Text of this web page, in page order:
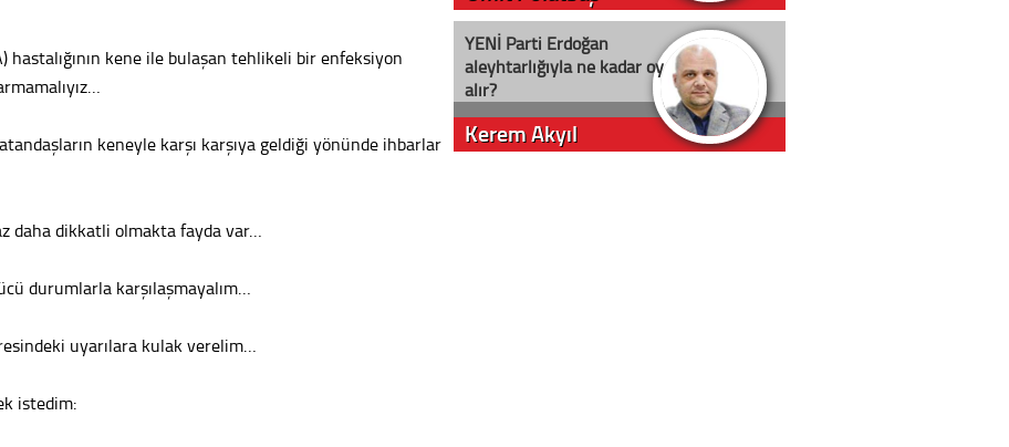
hastalığının kene ile bulaşan tehlikeli bir enfeksiyon
keneyle karşı karşıya geldiği yönünde ihbarlar
daha dikkatli olmakta fayda var…
durumlarla karşılaşmayalım…
uyarılara kulak verelim…
istedim:
YENİ Parti Erdoğan
aleyhtarlığıyla ne kadar oy
alır?
Kerem Akyıl